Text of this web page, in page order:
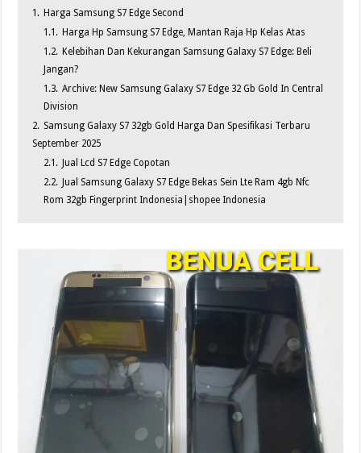
1. Harga Samsung S7 Edge Second
1.1. Harga Hp Samsung S7 Edge, Mantan Raja Hp Kelas Atas
1.2. Kelebihan Dan Kekurangan Samsung Galaxy S7 Edge: Beli
Jangan?
1.3. Archive: New Samsung Galaxy S7 Edge 32 Gb Gold In Central
Division
2. Samsung Galaxy S7 32gb Gold Harga Dan Spesifikasi Terbaru
September 2025
2.1. Jual Lcd S7 Edge Copotan
2.2. Jual Samsung Galaxy S7 Edge Bekas Sein Lte Ram 4gb Nfc
Rom 32gb Fingerprint Indonesia|shopee Indonesia